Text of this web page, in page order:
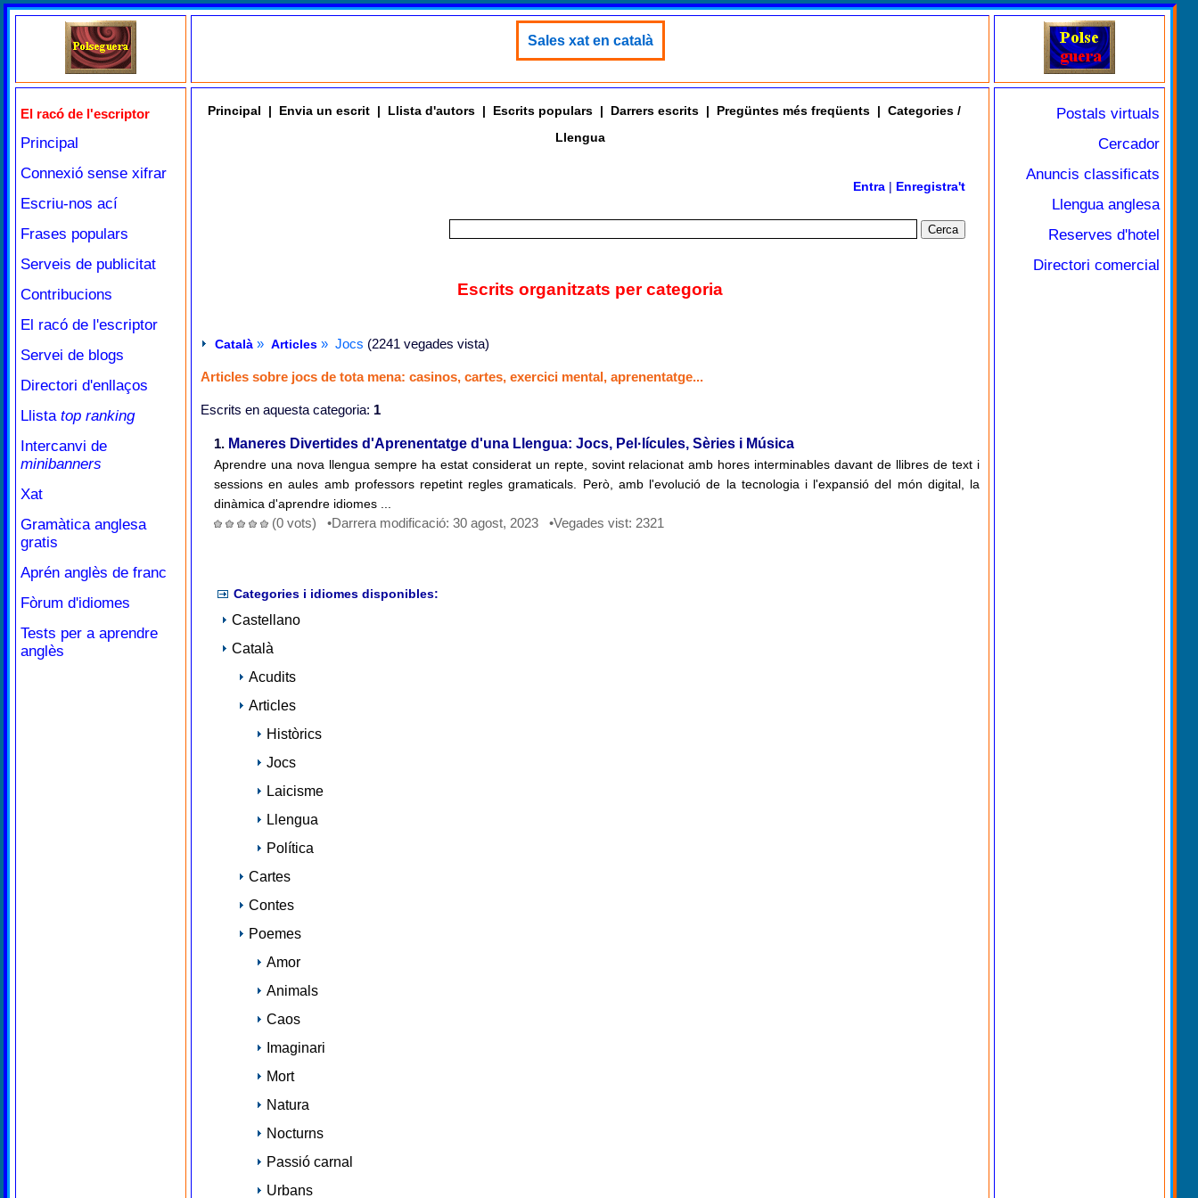
Sales xat en català
El racó de l'escriptor
Principal
Connexió sense xifrar
Escriu-nos ací
Frases populars
Serveis de publicitat
Contribucions
El racó de l'escriptor
Servei de blogs
Directori d'enllaços
Llista top ranking
Intercanvi de
minibanners
Xat
Gramàtica anglesa
gratis
Aprén anglès de franc
Fòrum d'idiomes
Tests per a aprendre
anglès
Principal | Envia un escrit | Llista d'autors | Escrits populars | Darrers escrits | Pregüntes més freqüents | Categories /
Llengua
Entra | Enregistra't
Escrits organitzats per categoria
Català » Articles » Jocs (2241 vegades vista)
Articles sobre jocs de tota mena: casinos, cartes, exercici mental, aprenentatge...
Escrits en aquesta categoria: 1
1. Maneres Divertides d'Aprenentatge d'una Llengua: Jocs, Pel·lícules, Sèries i Música
Aprendre una nova llengua sempre ha estat considerat un repte, sovint relacionat amb hores interminables davant de llibres de text i
sessions en aules amb professors repetint regles gramaticals. Però, amb l'evolució de la tecnologia i l'expansió del món digital, la
dinàmica d'aprendre idiomes ...
(0 vots) •Darrera modificació: 30 agost, 2023 •Vegades vist: 2321
Categories i idiomes disponibles:
Castellano
Català
Acudits
Articles
Històrics
Jocs
Laicisme
Llengua
Política
Cartes
Contes
Poemes
Amor
Animals
Caos
Imaginari
Mort
Natura
Nocturns
Passió carnal
Urbans
Postals virtuals
Cercador
Anuncis classificats
Llengua anglesa
Reserves d'hotel
Directori comercial